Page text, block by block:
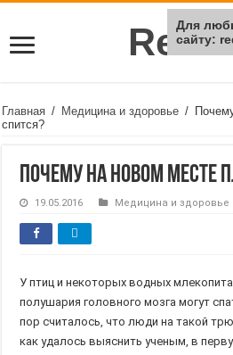
Rei
Главная / Медицина и здоровье /
спится?
Почему на новом месте
19.05.2016 Медицина и здоровье
У птиц и некоторых водных
полушария головного мозга могут
пор считалось, что люди на такой
как удалось выяснить ученым, в
Для
сайту: